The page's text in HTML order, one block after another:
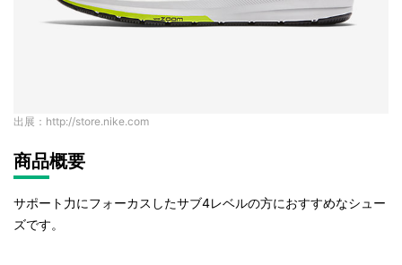
出展：http://store.nike.com
商品概要
サポート力にフォーカスしたサブ4レベルの方におすすめなシュー
ズです。